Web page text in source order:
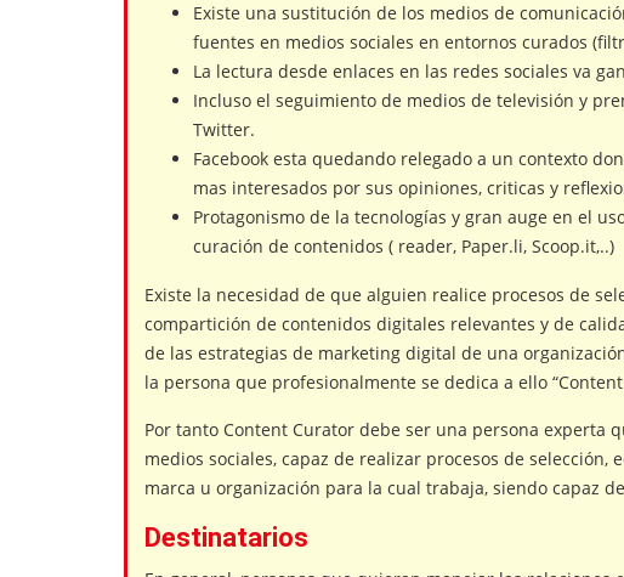
Existe una sustitución de los medios de
fuentes en medios sociales en entornos curados
La lectura desde enlaces en las redes sociales va
Incluso el seguimiento de medios de televisión y
Twitter.
Facebook esta quedando relegado a un contexto
mas interesados por sus opiniones, criticas y
Protagonismo de la tecnologías y gran auge en el
curación de contenidos ( reader, Paper.li, Scoop.it,..)
Existe la necesidad de que alguien realice procesos de
compartición de contenidos digitales relevantes y de
de las estrategias de marketing digital de una
la persona que profesionalmente se dedica a ello
Por tanto Content Curator debe ser una persona experta
medios sociales, capaz de realizar procesos de
marca u organización para la cual trabaja, siendo capaz
Destinatarios